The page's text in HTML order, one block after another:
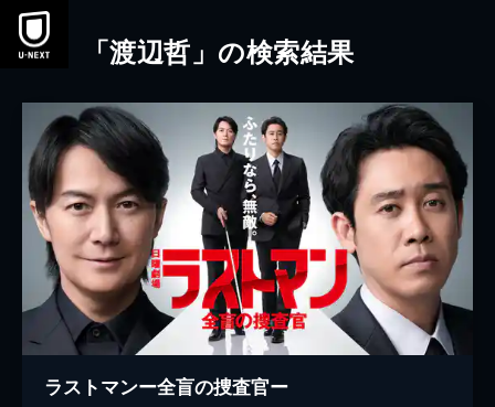
本文へスキップ
「渡辺哲」の検索結果
ラストマンー全盲の捜査官ー